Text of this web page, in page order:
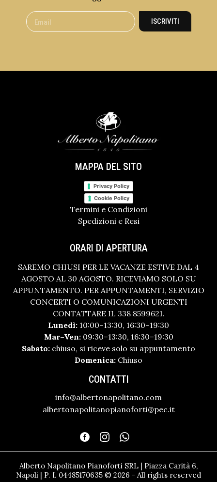
ISCRIVITI
MAPPA DEL SITO
Privacy Policy
Cookie Policy
Termini e Condizioni
Spedizioni e Resi
ORARI DI APERTURA
SAREMO CHIUSI PER LE VACANZE ESTIVE DAL 4
AGOSTO AL 30 AGOSTO. RICEVIAMO SOLO SU
APPUNTAMENTO. PER APPUNTAMENTI, SERVIZIO
CONCERTI O COMUNICAZIONI URGENTI
CONTATTARE IL 338 8599621.
Lunedì: 10:00–13:30, 16:30–19:30
Mar–Ven:09:30–13:30, 16:30–19:30
Sabato: chiuso, si riceve solo su appuntamento
Domenica: Chiuso
CONTATTI
info@albertonapolitano.com
albertonapolitanopianoforti@pec.it
Alberto Napolitano Pianoforti SRL | Piazza Carità 6,
Napoli | P. I. 04485170635 © 2026 - All rights reserved